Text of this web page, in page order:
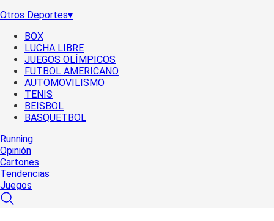
Otros Deportes▾
BOX
LUCHA LIBRE
JUEGOS OLÍMPICOS
FUTBOL AMERICANO
AUTOMOVILISMO
TENIS
BEISBOL
BASQUETBOL
Running
Opinión
Cartones
Tendencias
Juegos